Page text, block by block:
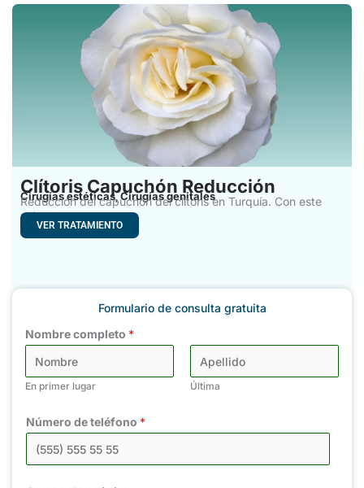
Clítoris Capuchón Reducción
Cirugías estéticas,Cirugías genitales
Reducción del capuchón del clítoris en Turquía. Con este
método
VER TRATAMIENTO
Formulario de consulta gratuita
Nombre completo *
En primer lugar Última
Número de teléfono *